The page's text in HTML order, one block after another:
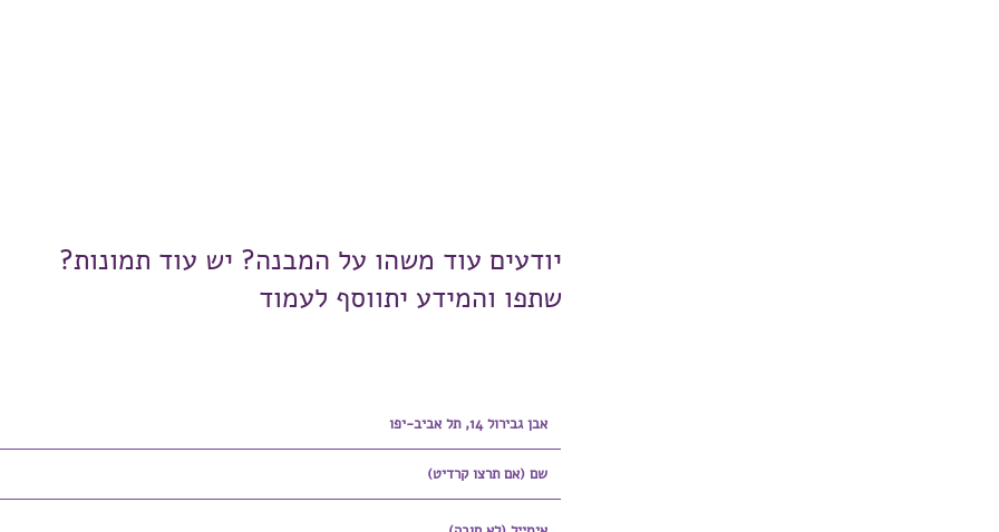
יודעים עוד משהו על המבנה? יש עוד תמונות?
שתפו והמידע יתווסף לעמוד